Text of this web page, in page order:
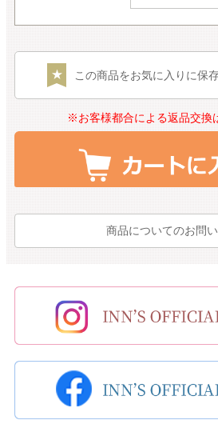
この商品をお気に入りに保
※お客様都合による返品交換
商品についてのお問